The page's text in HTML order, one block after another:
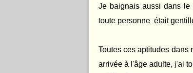
Je baignais aussi dans le
toute personne était
Toutes ces aptitudes dans
arrivée à l'âge adulte, j'ai